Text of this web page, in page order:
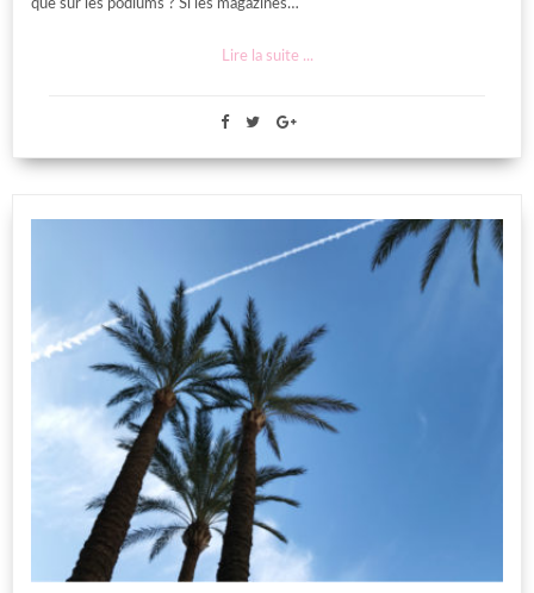
que sur les podiums ? Si les magazines…
Lire la suite ...